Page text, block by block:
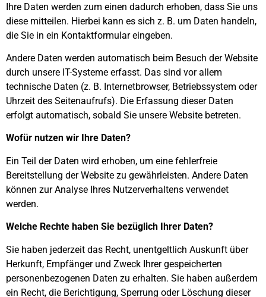
Ihre Daten werden zum einen dadurch erhoben, dass Sie uns
diese mitteilen. Hierbei kann es sich z. B. um Daten handeln,
die Sie in ein Kontaktformular eingeben.
Andere Daten werden automatisch beim Besuch der Website
durch unsere IT-Systeme erfasst. Das sind vor allem
technische Daten (z. B. Internetbrowser, Betriebssystem oder
Uhrzeit des Seitenaufrufs). Die Erfassung dieser Daten
erfolgt automatisch, sobald Sie unsere Website betreten.
Wofür nutzen wir Ihre Daten?
Ein Teil der Daten wird erhoben, um eine fehlerfreie
Bereitstellung der Website zu gewährleisten. Andere Daten
können zur Analyse Ihres Nutzerverhaltens verwendet
werden.
Welche Rechte haben Sie bezüglich Ihrer Daten?
Sie haben jederzeit das Recht, unentgeltlich Auskunft über
Herkunft, Empfänger und Zweck Ihrer gespeicherten
personenbezogenen Daten zu erhalten. Sie haben außerdem
ein Recht, die Berichtigung, Sperrung oder Löschung dieser